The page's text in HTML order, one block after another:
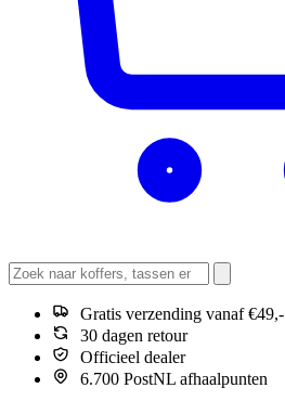
Gratis verzending vanaf €49,-
30 dagen retour
Officieel dealer
6.700 PostNL afhaalpunten